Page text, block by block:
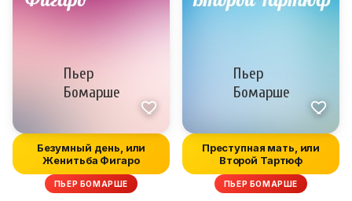
Безумный день, или
Женитьба Фигаро
ПЬЕР БОМАРШЕ
Преступная мать, или
Второй Тартюф
ПЬЕР БОМАРШЕ